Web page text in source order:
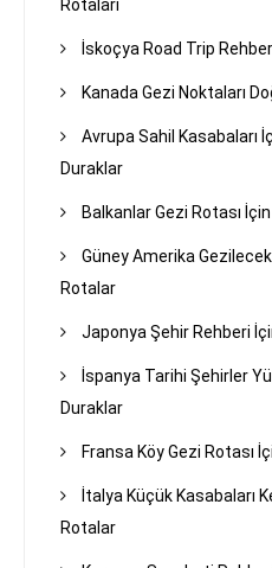
Rotaları
İskoçya Road Trip
Kanada Gezi Noktaları
Avrupa Sahil Kasabaları
Duraklar
Balkanlar Gezi Rotası
Güney Amerika
Rotalar
Japonya Şehir Rehberi
İspanya Tarihi Şehirler
Duraklar
Fransa Köy Gezi Rotası
İtalya Küçük Kasabaları
Rotalar